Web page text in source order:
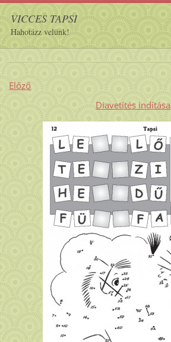
VICCES TAPSI
Hahotázz velünk!
Előző
Diavetítés indítása